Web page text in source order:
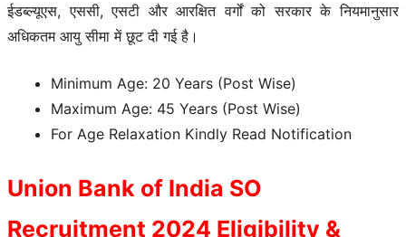
ईडब्ल्यूएस, एससी, एसटी और आरक्षित वर्गों को सरकार के नियमानुसार
अधिकतम आयु सीमा में छूट दी गई है।
Minimum Age: 20 Years (Post Wise)
Maximum Age: 45 Years (Post Wise)
For Age Relaxation Kindly Read Notification
Union Bank of India SO
Recruitment 2024 Eligibility &